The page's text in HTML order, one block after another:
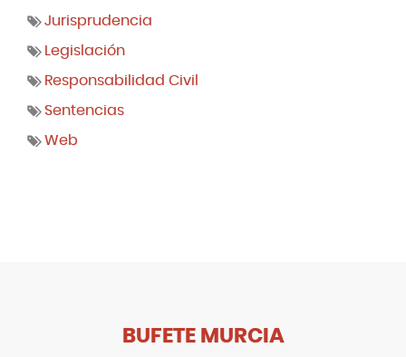
Jurisprudencia
Legislación
Responsabilidad Civil
Sentencias
Web
BUFETE MURCIA